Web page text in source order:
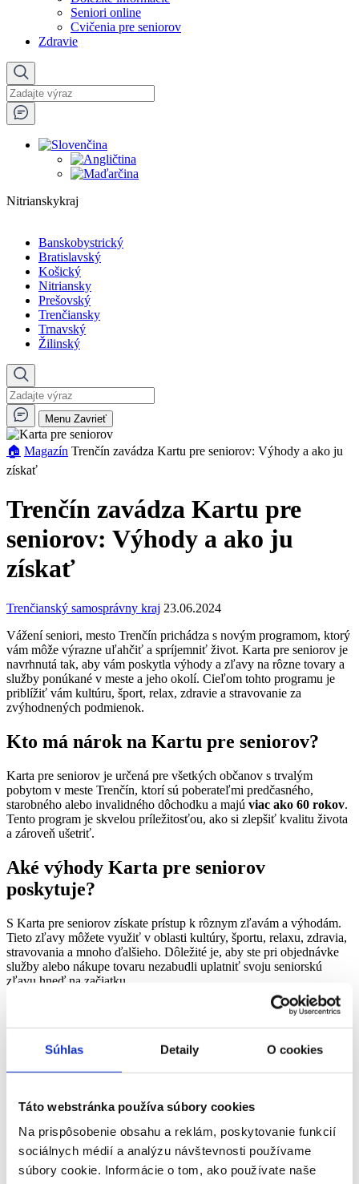
Súhlas Detaily O cookies
Táto webstránka používa súbory cookies
Na prispôsobenie obsahu a reklám, poskytovanie funkcií
sociálnych médií a analýzu návštevnosti používame
súbory cookie. Informácie o tom, ako používate naše
Seniori online
Cvičenia pre seniorov
Zdravie
Nitrianskykraj
Banskobystrický
Bratislavský
Košický
Nitriansky
Prešovský
Trenčiansky
Trnavský
Žilinský
Menu Zavrieť
🏠︎ Magazín Trenčín zavádza Kartu pre seniorov: Výhody a ako ju
získať
Trenčín zavádza Kartu pre
seniorov: Výhody a ako ju
získať
Trenčianský samosprávny kraj 23.06.2024
Vážení seniori, mesto Trenčín prichádza s novým programom, ktorý
vám môže výrazne uľahčiť a spríjemniť život. Karta pre seniorov je
navrhnutá tak, aby vám poskytla výhody a zľavy na rôzne tovary a
služby ponúkané v meste a jeho okolí. Cieľom tohto programu je
priblížiť vám kultúru, šport, relax, zdravie a stravovanie za
zvýhodnených podmienok.
Kto má nárok na Kartu pre seniorov?
Karta pre seniorov je určená pre všetkých občanov s trvalým
pobytom v meste Trenčín, ktorí sú poberateľmi predčasného,
starobného alebo invalidného dôchodku a majú viac ako 60 rokov.
Tento program je skvelou príležitosťou, ako si zlepšiť kvalitu života
a zároveň ušetriť.
Aké výhody Karta pre seniorov
poskytuje?
S Karta pre seniorov získate prístup k rôznym zľavám a výhodám.
Tieto zľavy môžete využiť v oblasti kultúry, športu, relaxu, zdravia,
stravovania a mnoho ďalšieho. Dôležité je, aby ste pri objednávke
služby alebo nákupe tovaru nezabudli uplatniť svoju seniorskú
zľavu hneď na začiatku.
Kde možno Kartu pre seniorov uplatniť?
Zoznam prevádzok, kde môžete uplatniť svoju kartu, nájdete na
aktualizovaný, takže máte vždy aktuálne informácie. Zoznam
zverejňované v mestských novináchINFO TRENČÍN
Ako získať Kartu pre seniorov?
Ak spĺňate podmienky pre vydanie karty, je potrebné vyplniť